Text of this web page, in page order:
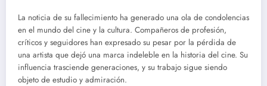
La noticia de su fallecimiento ha generado una ola de condolencias
en el mundo del cine y la cultura. Compañeros de profesión,
críticos y seguidores han expresado su pesar por la pérdida de
una artista que dejó una marca indeleble en la historia del cine. Su
influencia trasciende generaciones, y su trabajo sigue siendo
objeto de estudio y admiración.